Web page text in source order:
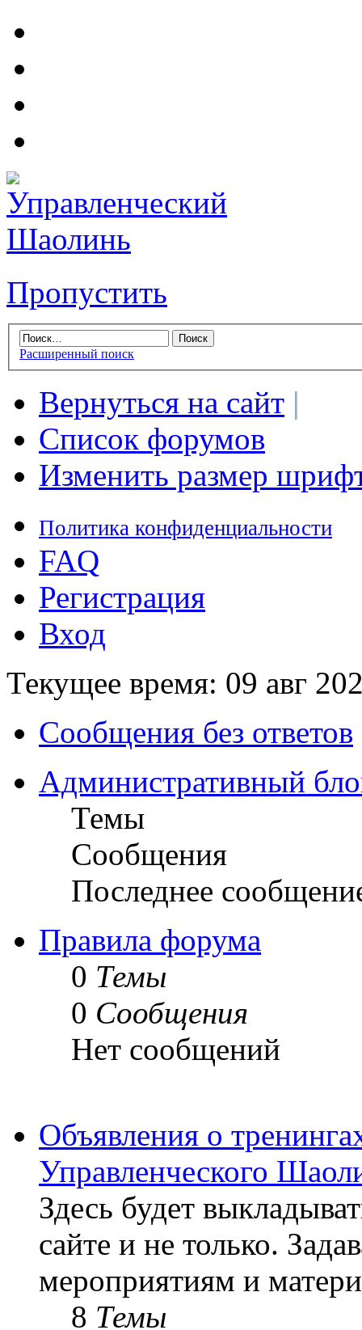
Пропустить
Расширенный поиск
Вернуться на сайт |
Список форумов
Изменить размер
Политика конфиденциальности
FAQ
Регистрация
Вход
Текущее время: 09 авг
Сообщения без ответов
Административный
Темы
Сообщения
Последнее
Правила форума
0 Темы
0 Сообщения
Нет сообщений
Объявления о
Управленческого
Здесь будет
сайте и не только.
мероприятиям и
8 Темы